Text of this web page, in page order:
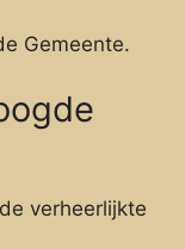
Gemeente.
verheerlijkte